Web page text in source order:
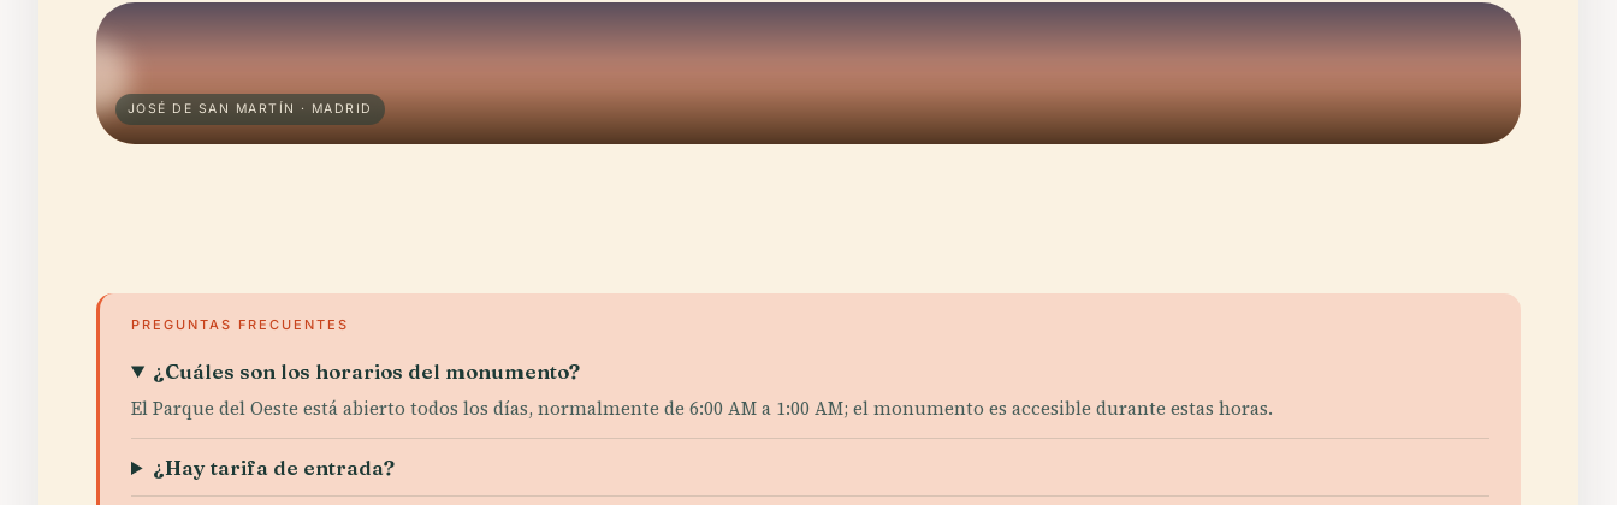
JOSÉ DE SAN MARTÍN · MADRID
PREGUNTAS FRECUENTES
¿Cuáles son los horarios del monumento?
El Parque del Oeste está abierto todos los días, normalmente de 6:00 AM a 1:00 AM; el monumento es accesible durante estas horas.
¿Hay tarifa de entrada?